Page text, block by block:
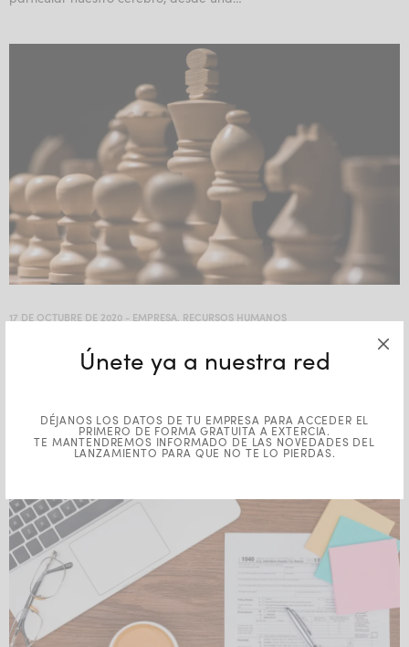
Únete ya a nuestra red
DÉJANOS LOS DATOS DE TU EMPRESA PARA ACCEDER EL
PRIMERO DE FORMA GRATUITA A EXTERCIA.
TE MANTENDREMOS INFORMADO DE LAS NOVEDADES DEL
LANZAMIENTO PARA QUE NO TE LO PIERDAS.
17 DE OCTUBRE DE 2020 - EMPRESA RECURSOS HUMANOS
Liderazgo: «El método efectivo Fiedler»
puede ser político, social…